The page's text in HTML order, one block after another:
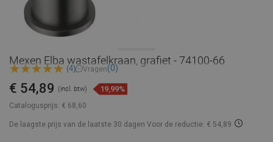
Mexen Elba wastafelkraan, grafiet - 74100-66
(4) Vragen(0)
Catalogusprijs: € 68,60
€ 54,89 (incl. btw) 19,99%
De laagste prijs van de laatste 30 dagen Voor de reductie: € 54,89